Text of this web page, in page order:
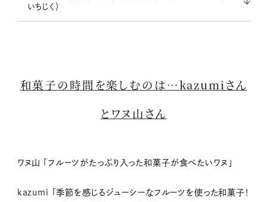
いちじく）
和菓子の時間を楽しむのは…kazumiさん
とワヌ山さん
ワヌ山 「フルーツがたっぷり入った和菓子が食べたいワヌ」
kazumi 「季節を感じるジューシーなフルーツを使った和菓子！